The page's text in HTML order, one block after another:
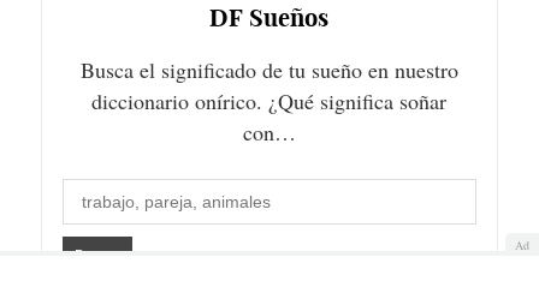
DF Sueños
Busca el significado de tu sueño en nuestro
diccionario onírico. ¿Qué significa soñar
con…
Ad